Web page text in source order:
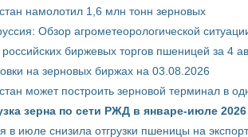
намолотил 1,6 млн тонн зерновых
Обзор агрометеорологической
российских биржевых торгов пшеницей за 4
на зерновых биржах на 03.08.2026
может построить зерновой терминал в
зерна по сети РЖД в январе-июле
в июле снизила отгрузки пшеницы на